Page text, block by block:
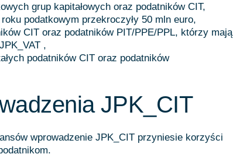
grup kapitałowych oraz podatników CIT,
podatkowym przekroczyły 50 mln euro,
CIT oraz podatników PIT/PPE/PPL, którzy mają
,
podatników CIT oraz podatników
JPK_CIT
wprowadzenie JPK_CIT przyniesie korzyści